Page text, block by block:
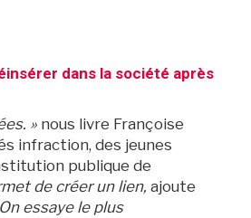
dans la société après
»nous livre Françoise
infraction, des jeunes
publique de
de créer un lien, ajoute
essaye le plus